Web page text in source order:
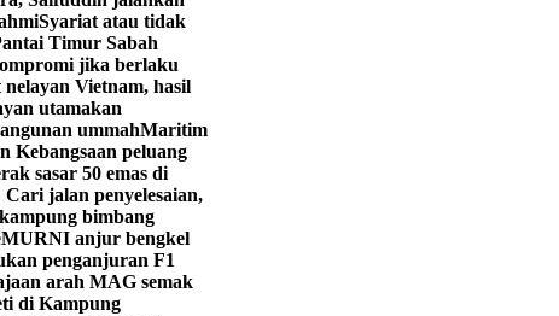
Syariat atau tidak
Timur Sabah
jika berlaku
Vietnam, hasil
utamakan
ummahMaritim
Kebangsaan peluang
sasar 50 emas di
jalan penyelesaian,
bimbang
anjur bengkel
penganjuran F1
arah MAG semak
di Kampung